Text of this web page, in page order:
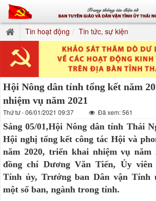
Tin hoạt động Tin tức, sự kiện
Hội Nông dân tỉnh tổng kết năm
nhiệm vụ năm 2021
Thứ tư - 06/01/2021 09:37 Đã xem: 561
Sáng 05/01,Hội Nông dân tỉnh Thái
Hội nghị tổng kết công tác Hội và
năm 2020, triển khai nhiệm vụ năm
đồng chí Dương Văn Tiến, Ủy
Tỉnh ủy, Trưởng ban Dân vận Tỉnh
một số ban, ngành trong tỉnh.